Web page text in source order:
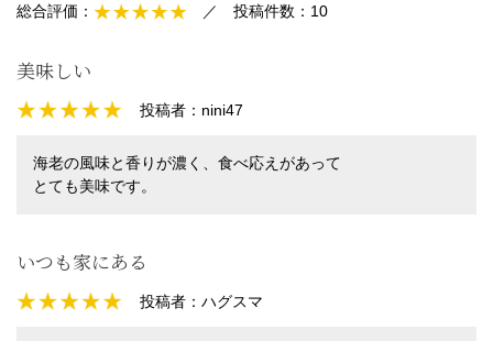
総合評価： ／ 投稿件数： 10
美味しい
投稿者： nini47
海老の風味と香りが濃く、食べ応えがあって
とても美味です。
いつも家にある
投稿者：ハグスマ